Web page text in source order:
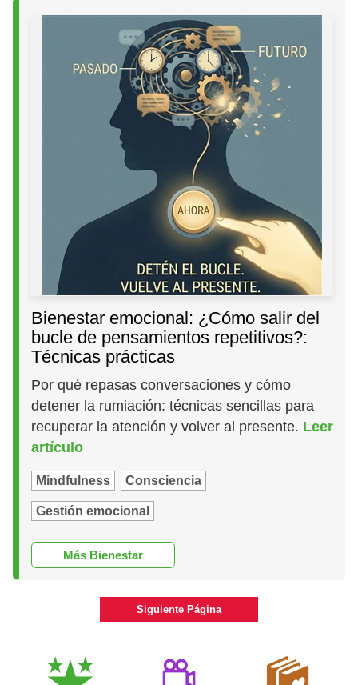
Bienestar emocional: ¿Cómo salir del
bucle de pensamientos repetitivos?:
Técnicas prácticas
Por qué repasas conversaciones y cómo
detener la rumiación: técnicas sencillas para
recuperar la atención y volver al presente. Leer
artículo
Mindfulness Consciencia
Gestión emocional
Más Bienestar
Siguiente Página